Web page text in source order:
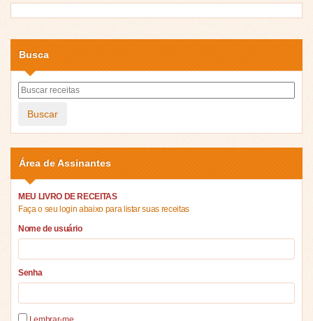
Busca
Buscar
Área de Assinantes
MEU LIVRO DE RECEITAS
Faça o seu login abaixo para listar suas receitas
Nome de usuário
Senha